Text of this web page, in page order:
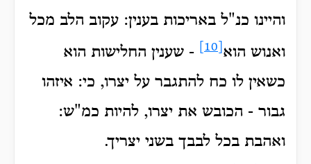
והיינו כנ"ל באריכות בענין: עקוב הלב מכל
ואנוש הוא
- שענין החלישות הוא
כשאין לו כח להתגבר על יצרו, כי: איזהו
גבור - הכובש את יצרו, להיות כמ"ש:
ואהבת בכל לבבך בשני יצריך.